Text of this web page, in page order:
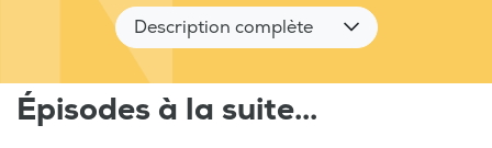
Description complète
Épisodes à la suite...